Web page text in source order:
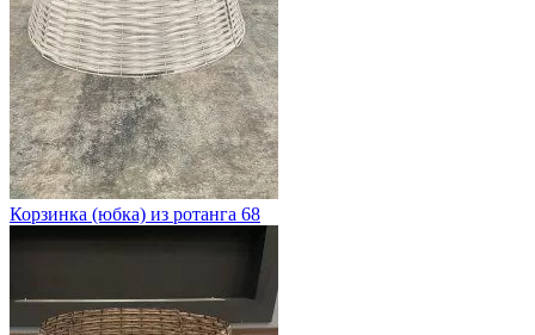
Корзинка (юбка) из ротанга 68